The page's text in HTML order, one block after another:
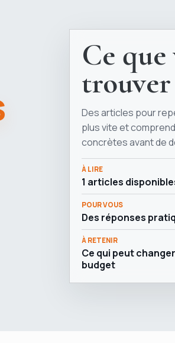
Ce
Des articles pour
plus vite et
concrètes avant de
À LIRE
1 articles
POUR VOUS
Des réponses
À RETENIR
Ce qui peut
budget